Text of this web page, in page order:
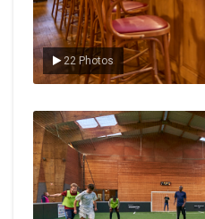
22 Photos
Le foot en salle